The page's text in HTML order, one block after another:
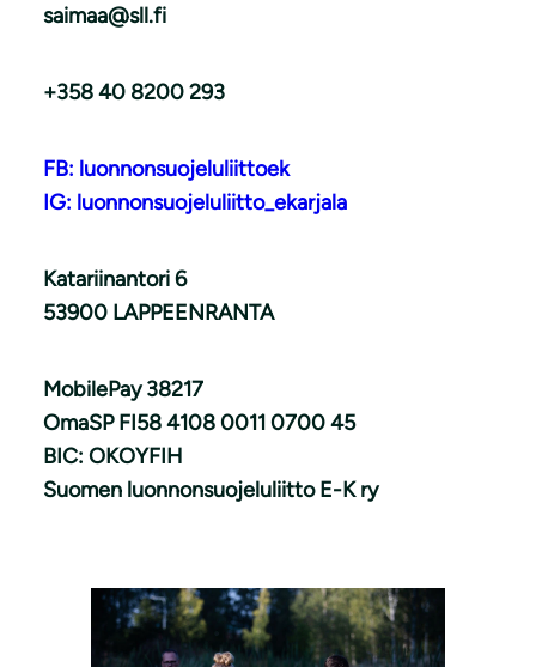
saimaa@sll.fi
+358 40 8200 293
FB: luonnonsuojeluliittoek
IG: luonnonsuojeluliitto_ekarjala
Katariinantori 6
53900 LAPPEENRANTA
MobilePay 38217
OmaSP FI58 4108 0011 0700 45
BIC: OKOYFIH
Suomen luonnonsuojeluliitto E-K ry